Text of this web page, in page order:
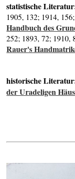
statistische
1905, 132; 1914,
Handbuch des
252; 1893, 72; 1910,
Rauer's
historische
der Uradeligen